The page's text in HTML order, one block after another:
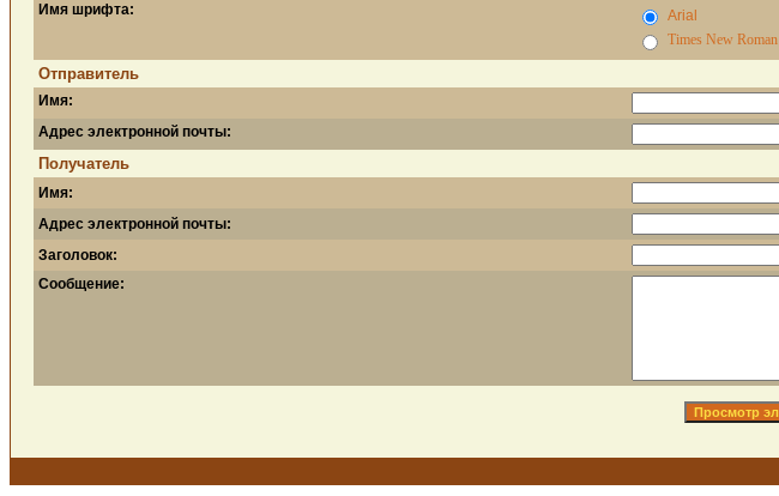
Имя шрифта: Arial
Times New Roman
Отправитель
Имя:
Адрес электронной почты:
Получатель
Имя:
Адрес электронной почты:
Заголовок:
Сообщение: